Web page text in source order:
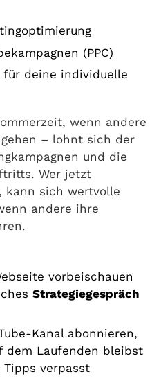
(PPC)
für deine individuelle
wenn andere
– lohnt sich der
und die
Wer jetzt
kann sich wertvolle
andere ihre
vorbeischauen
Strategiegespräch
Kanal abonnieren,
dem Laufenden bleibst
verpasst